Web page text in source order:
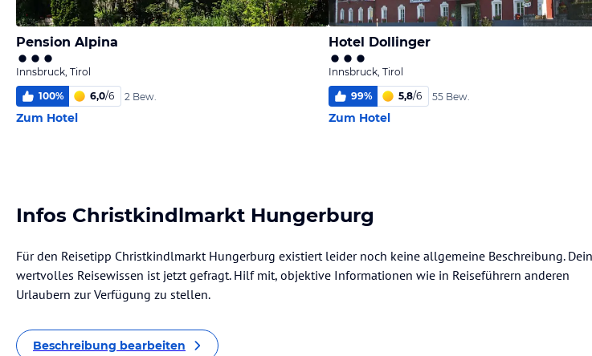
Pension Alpina
Innsbruck, Tirol
100% 6,0/6 2 Bew.
Zum Hotel
Hotel Dollinger
Innsbruck, Tirol
99% 5,8/6 55 Bew.
Zum Hotel
Infos Christkindlmarkt Hungerburg
Für den Reisetipp Christkindlmarkt Hungerburg existiert leider noch keine allgemeine Beschreibung. Dein
wertvolles Reisewissen ist jetzt gefragt. Hilf mit, objektive Informationen wie in Reiseführern anderen
Urlaubern zur Verfügung zu stellen.
Beschreibung bearbeiten